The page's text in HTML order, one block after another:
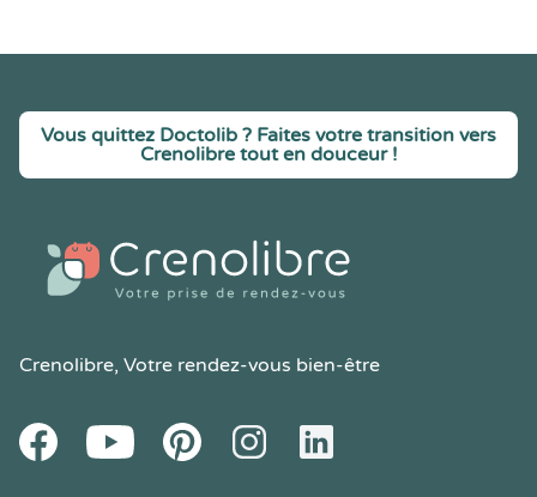
Vous quittez Doctolib ? Faites votre transition vers
Crenolibre tout en douceur !
Crenolibre, Votre rendez-vous bien-être
FacebookYoutube PinteresetInstagramLinkedIn